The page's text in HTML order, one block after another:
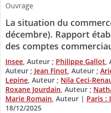
Ouvrage
La situation du
décembre). Rapport
des comptes
Insee , Auteur ; Philippe Gallot
Auteur ; Jean Finot , Auteur ;
Lepine , Auteur ; Nila Ceci-
Roxane Jourdain , Auteur ;
Marie Romain , Auteur | Paris :
18/12/2025